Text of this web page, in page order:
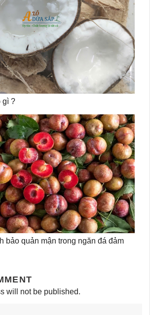
gì ?
bảo quản mận trong ngăn đá đảm
will not be published.